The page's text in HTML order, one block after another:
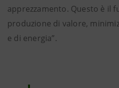
apprezzamento. Questo è il
produzione di valore,
e di energia”.